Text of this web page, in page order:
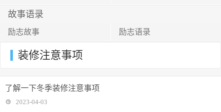
故事语录
励志故事 励志语录
装修注意事项
了解一下冬季装修注意事项
2023-04-03